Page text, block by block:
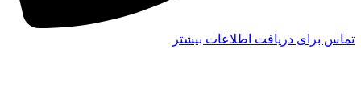
تماس برای دریافت اطلاعات بیشتر